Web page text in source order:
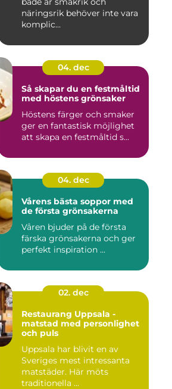
näringsrik behöver inte vara
komplic...
04. dec
Så skapar du en festmåltid
med höstens grönsaker
Höstens färger och smaker
ger en fantastisk möjlighet
att skapa en festmåltid s...
04. dec
Vårens bästa soppor med
de första grönsakerna
Våren bjuder på de första
färska grönsakerna och ger
perfekt inspiration ...
02. dec
Restaurang Uppsala -
matstad med personlighet
och puls
Uppsala har blivit en av
Sveriges mest intressanta
matstäder. Här möts
traditionella ...